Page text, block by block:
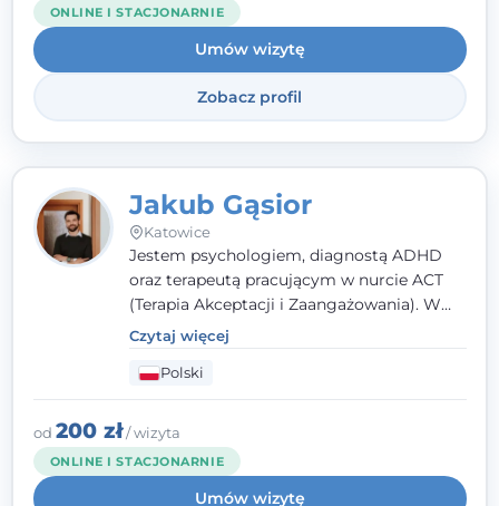
zrozumieniu.
ONLINE I STACJONARNIE
Umów wizytę
Zobacz profil
Jakub Gąsior
Katowice
Jestem psychologiem, diagnostą ADHD
oraz terapeutą pracującym w nurcie ACT
(Terapia Akceptacji i Zaangażowania). W
kontakcie z pacjentem najważniejsze są dla
mnie serdeczność, zrozumienie i atmosfera
pełna ciepła. Wierzę, że skuteczna terapia
to wspólne działanie - razem tworzymy
zespół, który szuka rozwiązań.
Czytaj więcej
Polski
od 200 zł/ wizyta
ONLINE I STACJONARNIE
Umów wizytę